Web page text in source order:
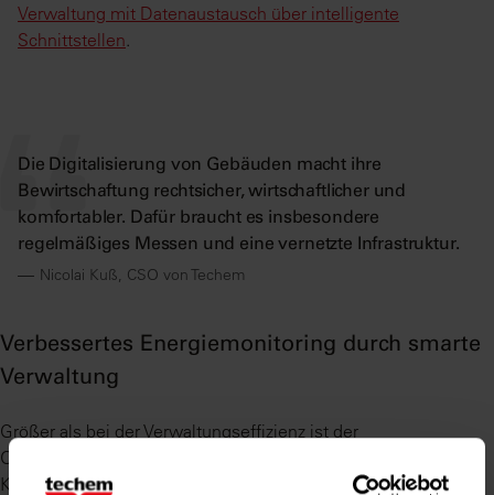
Verwaltung mit Datenaustausch über intelligente
Schnittstellen
Die Digitalisierung von Gebäuden macht ihre
Bewirtschaftung rechtsicher, wirtschaftlicher und
komfortabler. Dafür braucht es insbesondere
regelmäßiges Messen und eine vernetzte Infrastruktur.
Nicolai Kuß, CSO von Techem
Verbessertes Energiemonitoring durch smarte
Verwaltung
Größer als bei der Verwaltungseffizienz ist der
Optimierungsbedarf nach Angaben der Befragten nur bei der
Klimafreundlichkeit der Gebäude (große gewerbliche